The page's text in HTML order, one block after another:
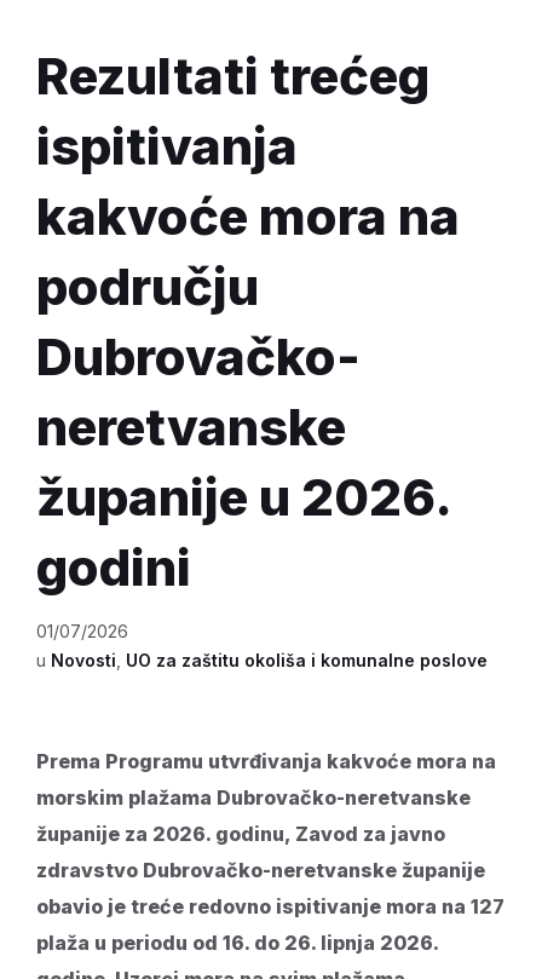
Rezultati trećeg
ispitivanja
kakvoće mora na
području
Dubrovačko-
neretvanske
županije u 2026.
godini
01/07/2026
u Novosti UO za zaštitu okoliša i komunalne poslove
Prema Programu utvrđivanja kakvoće mora na
morskim plažama Dubrovačko-neretvanske
županije za 2026. godinu, Zavod za javno
zdravstvo Dubrovačko-neretvanske županije
obavio je treće redovno ispitivanje mora na 127
plaža u periodu od 16. do 26. lipnja 2026.